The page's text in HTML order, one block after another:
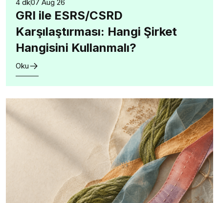
4 dk07 Aug 26
GRI ile ESRS/CSRD
Karşılaştırması: Hangi Şirket
Hangisini Kullanmalı?
Oku